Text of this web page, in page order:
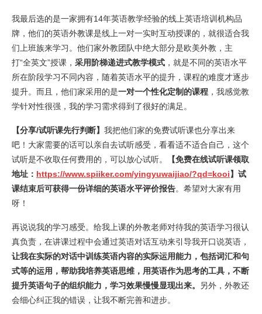
我最后选的是一家拥有14年英语教学经验的线上英语培训机构品
牌，他们的英语外教课是线上一对一实时互动授课的，就很适合我
们上班族来学习。他们家外教团队中绝大部分是欧美外教，主
打“全英文”授课， 采用阶梯递进式教学模式 ，就是不同的英语水平
所在阶段学习不同内容，随着英语水平的提升，课程的难度才逐步
提升。而且，他们家采用的是一对一个性化定制的课程 ，我感觉教
学针对性很强，我的学习需求得到了很好的满足。
【分享/试听课先行判断】 我把他们家的免费试听课也分享出来
吧！大家需要的话可以亲自去试听感受，看看适不适合自己，这个
试听是不收取任何费用的，可以放心试听。
【免费在线试听课领取
地址： https://www.spiiker.com/yingyuwaijiao/?qd=kooi】试
课结束后可获得一份详细的英语水平评价报告。希望对大家有用
呀！
再说说我的学习感受。给我上课的外教老师对待我的英语学习很认
真负责，在讲课过程中会通过英语对话互动来引导我开口说英语，
让我在实际的对话中训练英语内容的实际运用能力，包括词汇和句
式等的运用，帮助我培养英语思维，用英语作为思考的工具，不断
提升英语句子的组织能力，学习效果慢慢显现出来。
另外，外教还
会细心纠正我的错误，让我不断完善和进步。